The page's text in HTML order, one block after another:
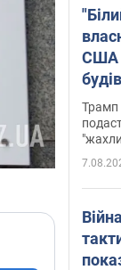
США
зали
Трамп